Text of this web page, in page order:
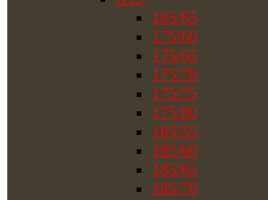
165/65
175/60
175/65
175/70
175/75
175/80
185/55
185/60
185/65
185/70